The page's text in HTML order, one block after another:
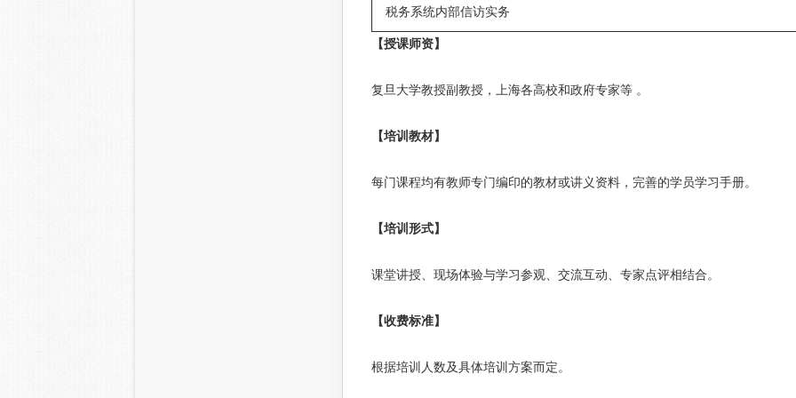
税务系统内部信访实务
【授课师资】
复旦大学教授副教授，上海各高校和政府专家等 。
【培训教材】
每门课程均有教师专门编印的教材或讲义资料，完善的学员学习手册。
【培训形式】
课堂讲授、现场体验与学习参观、交流互动、专家点评相结合。
【收费标准】
根据培训人数及具体培训方案而定。